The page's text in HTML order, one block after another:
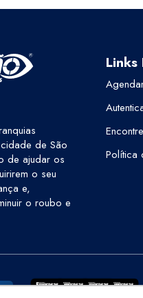
de São
de ajudar os
o seu
e,
o roubo e
Política